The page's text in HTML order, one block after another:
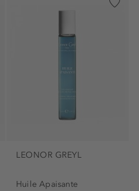
LEONOR GREYL
Huile Apaisante